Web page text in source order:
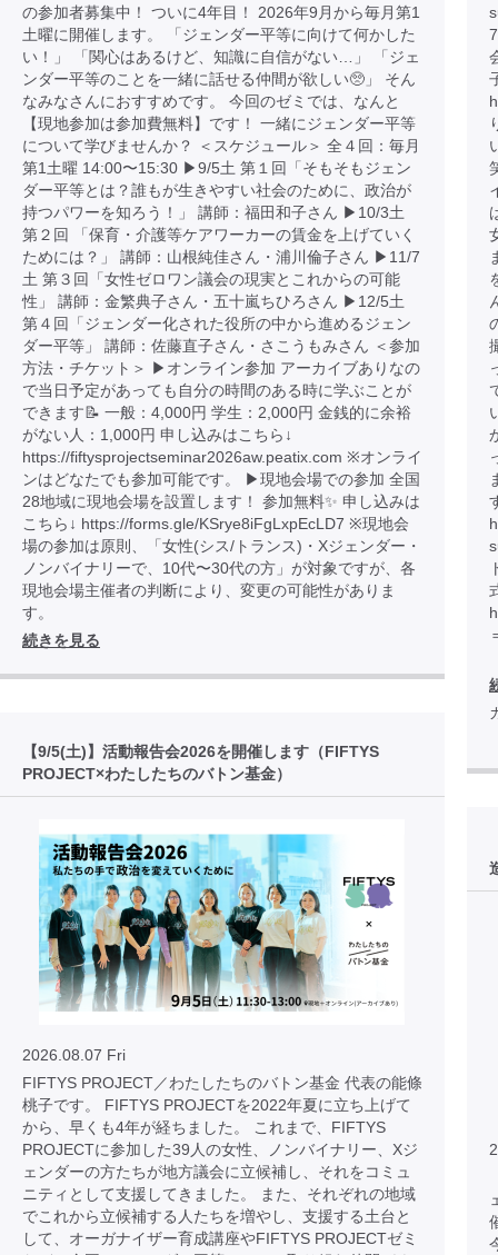
の参加者募集中！ ついに4年目！ 2026年9月から毎月第1
土曜に開催します。 「ジェンダー平等に向けて何かした
い！」 「関心はあるけど、知識に自信がない…」 「ジェ
ンダー平等のことを一緒に話せる仲間が欲しい🥺」 そん
なみなさんにおすすめです。 今回のゼミでは、なんと
【現地参加は参加費無料】です！ 一緒にジェンダー平等
について学びませんか？ ＜スケジュール＞ 全４回：毎月
第1土曜 14:00〜15:30 ▶︎9/5土 第１回「そもそもジェン
ダー平等とは？誰もが生きやすい社会のために、政治が
持つパワーを知ろう！」 講師：福田和子さん ▶︎10/3土
第２回 「保育・介護等ケアワーカーの賃金を上げていく
ためには？」 講師：山根純佳さん・浦川倫子さん ▶︎11/7
土 第３回「女性ゼロワン議会の現実とこれからの可能
性」 講師：金繁典子さん・五十嵐ちひろさん ▶︎12/5土
第４回「ジェンダー化された役所の中から進めるジェン
ダー平等」 講師：佐藤直子さん・さこうもみさん ＜参加
方法・チケット＞ ▶︎オンライン参加 アーカイブありなの
で当日予定があっても自分の時間のある時に学ぶことが
できます📝 一般：4,000円 学生：2,000円 金銭的に余裕
がない人：1,000円 申し込みはこちら↓
https://fiftysprojectseminar2026aw.peatix.com ※オンライ
ンはどなたでも参加可能です。 ▶︎現地会場での参加 全国
28地域に現地会場を設置します！ 参加無料✨ 申し込みは
こちら↓ https://forms.gle/KSrye8iFgLxpEcLD7 ※現地会
場の参加は原則、「女性(シス/トランス)・Xジェンダー・
ノンバイナリーで、10代〜30代の方」が対象ですが、各
現地会場主催者の判断により、変更の可能性がありま
す。
続きを見る
【9/5(土)】活動報告会2026を開催します（FIFTYS
PROJECT×わたしたちのバトン基金）
2026.08.07 Fri
FIFTYS PROJECT／わたしたちのバトン基金 代表の能條
桃子です。 FIFTYS PROJECTを2022年夏に立ち上げて
から、早くも4年が経ちました。 これまで、FIFTYS
PROJECTに参加した39人の女性、ノンバイナリー、Xジ
ェンダーの方たちが地方議会に立候補し、それをコミュ
ニティとして支援してきました。 また、それぞれの地域
でこれから立候補する人たちを増やし、支援する土台と
して、オーガナイザー育成講座やFIFTYS PROJECTゼミ